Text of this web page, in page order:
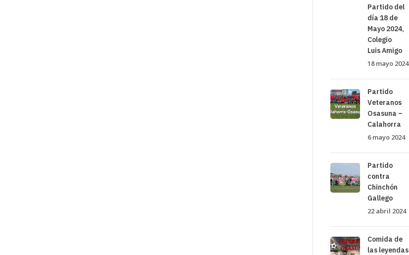
Partido del
día 18 de
Mayo 2024,
Colegio
Luis Amigo
18 mayo 2024
Partido
Veteranos
Osasuna –
Calahorra
6 mayo 2024
Partido
contra
Chinchón
Gallego
22 abril 2024
Comida de
las leyendas